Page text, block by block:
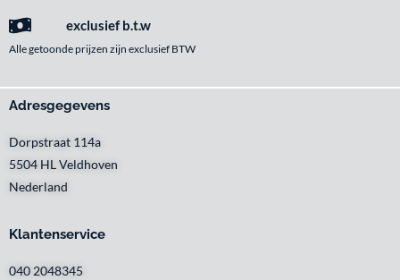
exclusief b.t.w
Alle getoonde prijzen zijn exclusief BTW
Adresgegevens
Dorpstraat 114a
5504 HL Veldhoven
Nederland
Klantenservice
040 2048345